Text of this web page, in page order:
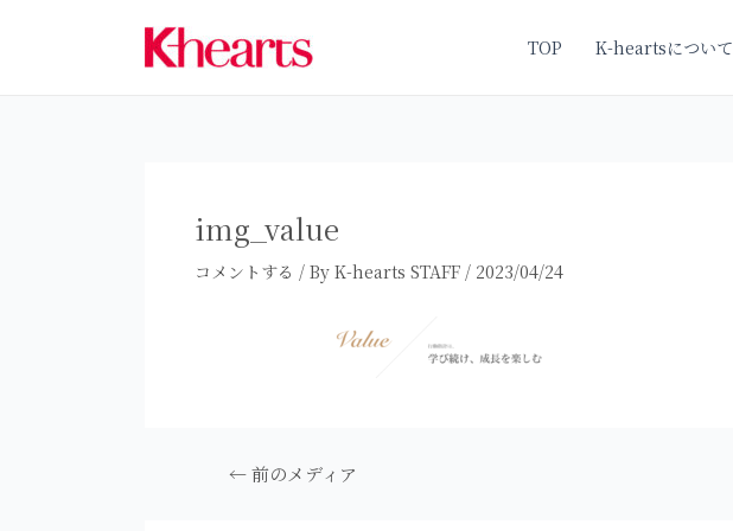
TOP K-heartsについて
img_value
コメントする / By K-hearts STAFF / 2023/04/24
←前のメディア